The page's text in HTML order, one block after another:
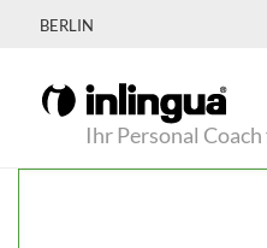
BERLIN
Ihr Personal